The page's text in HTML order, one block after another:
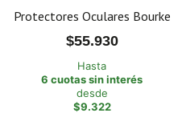
Protectores Oculares Bourke
$55.930
Hasta
6 cuotas sin interés
desde
$9.322